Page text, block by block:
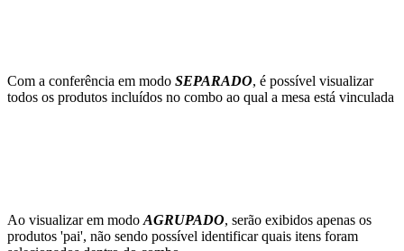
Com a conferência em modo SEPARADO, é possível visualizar
todos os produtos incluídos no combo ao qual a mesa está vinculada
Ao visualizar em modo AGRUPADO, serão exibidos apenas os
produtos 'pai', não sendo possível identificar quais itens foram